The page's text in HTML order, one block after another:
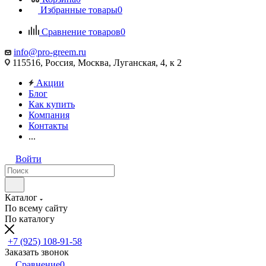
Избранные товары0
Сравнение товаров0
info@pro-greem.ru
115516, Россия, Москва, Луганская, 4, к 2
Акции
Блог
Как купить
Компания
Контакты
...
Войти
Каталог
По всему сайту
По каталогу
+7 (925) 108-91-58
Заказать звонок